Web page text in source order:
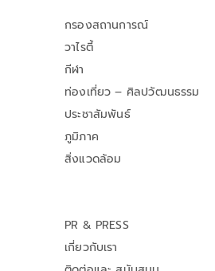
กรองสถานการณ์
วาไรตี้
กีฬา
ท่องเที่ยว – ศิลปวัฒนธรรม
ประชาสัมพันธ์
ภูมิภาค
สิ่งแวดล้อม
PR & PRESS
เกี่ยวกับเรา